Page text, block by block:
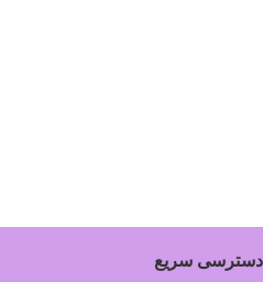
دسترسی سریع